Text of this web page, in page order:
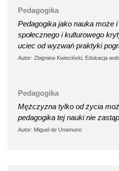
Pedagogika
Pedagogika jako nauka może
społecznego i kulturowego
uciec od wyzwań praktyki
Autor: Zbigniew Kwieciński, Edukacja
Pedagogika
Mężczyzna tylko od życia
pedagogika tej nauki nie
Autor: Miguel de Unamuno